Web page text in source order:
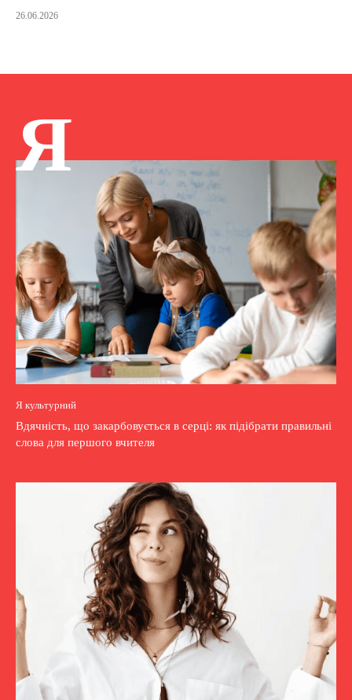
26.06.2026
Я
Я культурний
Вдячність, що закарбовується в серці: як підібрати правильні
слова для першого вчителя